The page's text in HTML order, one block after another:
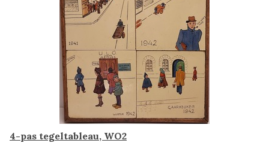
4-pas tegeltableau, WO2